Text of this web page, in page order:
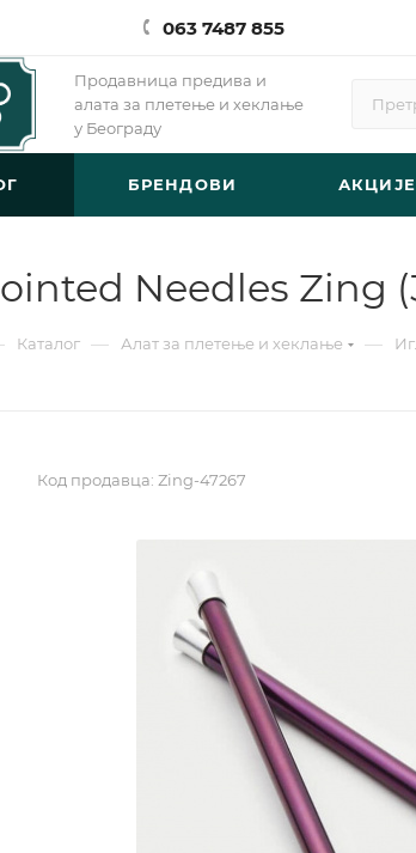
063 7487 855
Продавница предива и
алата за плетење и хеклање
у Београду
БРЕНДОВИ АКЦИЈЕ
Needles Zing
Каталог — Алат за плетење и хеклање —
Код продавца: Zing-47267